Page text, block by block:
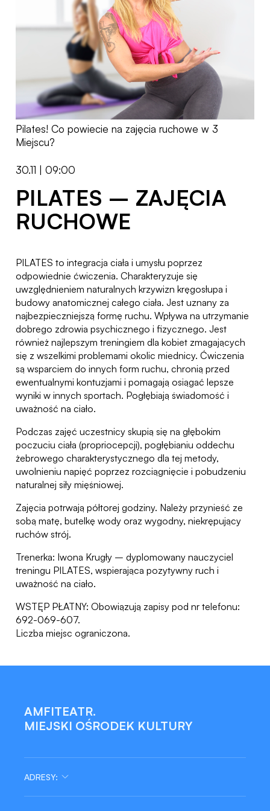
Pilates! Co powiecie na zajęcia ruchowe w 3
Miejscu?
30.11 | 09:00
PILATES – ZAJĘCIA
RUCHOWE
PILATES to integracja ciała i umysłu poprzez
odpowiednie ćwiczenia. Charakteryzuje się
uwzględnieniem naturalnych krzywizn kręgosłupa i
budowy anatomicznej całego ciała. Jest uznany za
najbezpieczniejszą formę ruchu. Wpływa na utrzymanie
dobrego zdrowia psychicznego i fizycznego. Jest
również najlepszym treningiem dla kobiet zmagających
się z wszelkimi problemami okolic miednicy. Ćwiczenia
są wsparciem do innych form ruchu, chronią przed
ewentualnymi kontuzjami i pomagają osiągać lepsze
wyniki w innych sportach. Pogłębiają świadomość i
uważność na ciało.
Podczas zajęć uczestnicy skupią się na głębokim
poczuciu ciała (propriocepcji), pogłębianiu oddechu
żebrowego charakterystycznego dla tej metody,
uwolnieniu napięć poprzez rozciągnięcie i pobudzeniu
naturalnej siły mięśniowej.
Zajęcia potrwają półtorej godziny. Należy przynieść ze
sobą matę, butelkę wody oraz wygodny, niekrępujący
ruchów strój.
Trenerka: Iwona Krugły – dyplomowany nauczyciel
treningu PILATES, wspierająca pozytywny ruch i
uważność na ciało.
WSTĘP PŁATNY: Obowiązują zapisy pod nr telefonu:
692-069-607.
Liczba miejsc ograniczona.
AMFITEATR.
MIEJSKI OŚRODEK KULTURY
ADRESY: